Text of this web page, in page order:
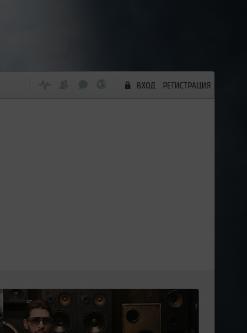
ВХОД РЕГИСТРАЦИЯ